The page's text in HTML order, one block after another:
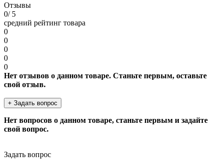
Отзывы
0/ 5
средний рейтинг товара
0
0
0
0
0
Нет отзывов о данном товаре. Станьте первым, оставьте
свой отзыв.
+ Задать вопрос
Нет вопросов о данном товаре, станьте первым и задайте
свой вопрос.
Задать вопрос